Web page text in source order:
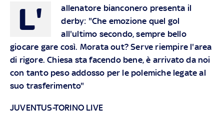
L'
allenatore bianconero presenta il
derby: "Che emozione quel gol
all'ultimo secondo, sempre bello
giocare gare così. Morata out? Serve riempire l'area
di rigore. Chiesa sta facendo bene, è arrivato da noi
con tanto peso addosso per le polemiche legate al
suo trasferimento"
JUVENTUS-TORINO LIVE